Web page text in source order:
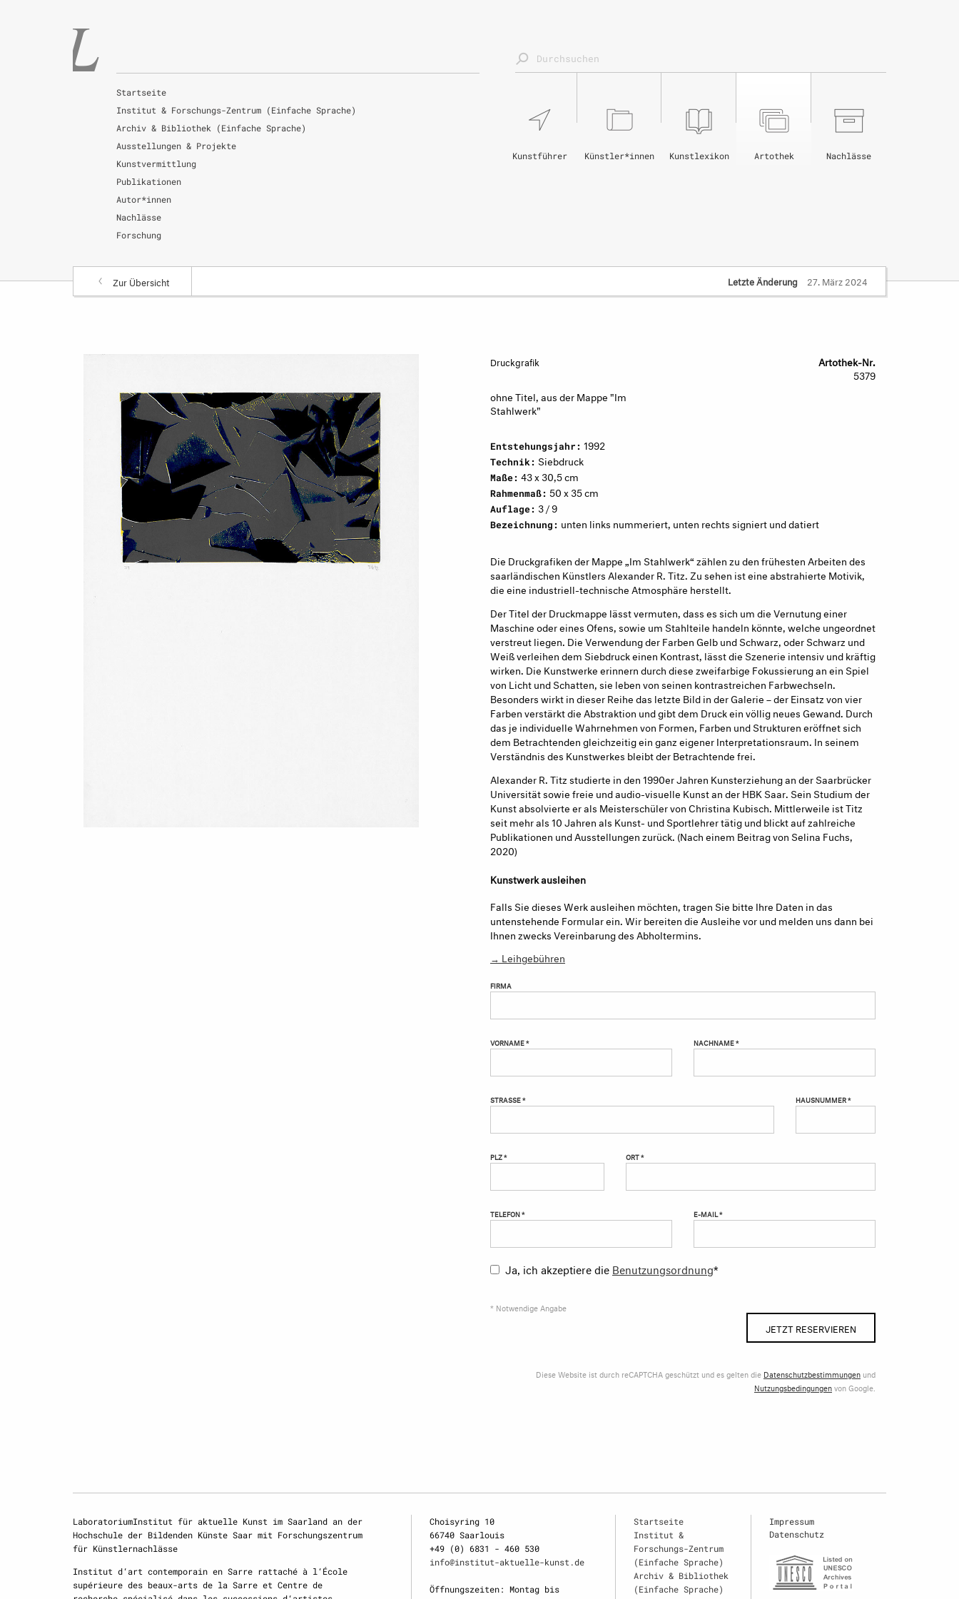
Startseite
Institut & Forschungs-Zentrum (Einfache Sprache)
Archiv & Bibliothek (Einfache Sprache)
Ausstellungen & Projekte
Kunstvermittlung
Publikationen
Autor*innen
Nachlässe
Forschung
Nachlässe
Artothek
Kunstlexikon
Künstler*innen
Kunstführer
Zur Übersicht Letzte Änderung 27. März 2024
Druckgrafik
ohne Titel, aus der Mappe "Im
Stahlwerk"
Artothek-Nr.
5379
Entstehungsjahr: 1992
Technik: Siebdruck
Maße: 43 x 30,5 cm
Rahmenmaß: 50 x 35 cm
Auflage: 3 / 9
Bezeichnung: unten links nummeriert, unten rechts signiert und datiert
Die Druckgrafiken der Mappe „Im Stahlwerk“ zählen zu den frühesten Arbeiten des
saarländischen Künstlers Alexander R. Titz. Zu sehen ist eine abstrahierte Motivik,
die eine industriell-technische Atmosphäre herstellt.
Der Titel der Druckmappe lässt vermuten, dass es sich um die Vernutung einer
Maschine oder eines Ofens, sowie um Stahlteile handeln könnte, welche ungeordnet
verstreut liegen. Die Verwendung der Farben Gelb und Schwarz, oder Schwarz und
Weiß verleihen dem Siebdruck einen Kontrast, lässt die Szenerie intensiv und kräftig
wirken. Die Kunstwerke erinnern durch diese zweifarbige Fokussierung an ein Spiel
von Licht und Schatten, sie leben von seinen kontrastreichen Farbwechseln.
Besonders wirkt in dieser Reihe das letzte Bild in der Galerie – der Einsatz von vier
Farben verstärkt die Abstraktion und gibt dem Druck ein völlig neues Gewand. Durch
das je individuelle Wahrnehmen von Formen, Farben und Strukturen eröffnet sich
dem Betrachtenden gleichzeitig ein ganz eigener Interpretationsraum. In seinem
Verständnis des Kunstwerkes bleibt der Betrachtende frei.
Alexander R. Titz studierte in den 1990er Jahren Kunsterziehung an der Saarbrücker
Universität sowie freie und audio-visuelle Kunst an der HBK Saar. Sein Studium der
Kunst absolvierte er als Meisterschüler von Christina Kubisch. Mittlerweile ist Titz
seit mehr als 10 Jahren als Kunst- und Sportlehrer tätig und blickt auf zahlreiche
Publikationen und Ausstellungen zurück. (Nach einem Beitrag von Selina Fuchs,
2020)
Kunstwerk ausleihen
Falls Sie dieses Werk ausleihen möchten, tragen Sie bitte Ihre Daten in das
untenstehende Formular ein. Wir bereiten die Ausleihe vor und melden uns dann bei
Ihnen zwecks Vereinbarung des Abholtermins.
→ Leihgebühren
FIRMA
VORNAME * NACHNAME *
STRASSE * HAUSNUMMER *
PLZ * ORT *
TELEFON * E-MAIL *
Ja, ich akzeptiere die Benutzungsordnung*
* Notwendige Angabe
JETZT RESERVIEREN
Diese Website ist durch reCAPTCHA geschützt und es gelten die Datenschutzbestimmungen und
Nutzungsbedingungenvon Google.
LaboratoriumInstitut für aktuelle Kunst im Saarland an der
Hochschule der Bildenden Künste Saar mit Forschungszentrum
für Künstlernachlässe
Institut d‘art contemporain en Sarre rattaché à l‘École
supérieure des beaux-arts de la Sarre et Centre de
Choisyring 10
66740 Saarlouis
+49 (0) 6831 - 460 530
info@institut-aktuelle-kunst.de
Öffnungszeiten: Montag bis
Startseite
Institut &
Forschungs-Zentrum
(Einfache Sprache)
Archiv & Bibliothek
(Einfache Sprache)
Impressum
Datenschutz